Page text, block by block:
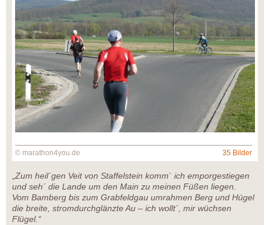
© marathon4you.de 35 Bilder
Zum heil´gen Veit von Staffelstein komm` ich emporgestiegen
und seh´ die Lande um den Main zu meinen Füßen liegen.
Vom Bamberg bis zum Grabfeldgau umrahmen Berg und Hügel
die breite, stromdurchglänzte Au – ich wollt´, mir wüchsen
Flügel.“